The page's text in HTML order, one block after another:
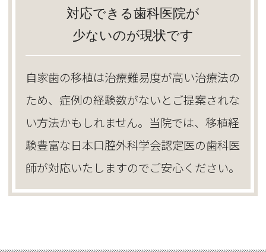
対応できる歯科医院が
少ないのが現状です
自家歯の移植は治療難易度が高い治療法の
ため、症例の経験数がないとご提案されな
い方法かもしれません。当院では、移植経
験豊富な日本口腔外科学会認定医の歯科医
師が対応いたしますのでご安心ください。